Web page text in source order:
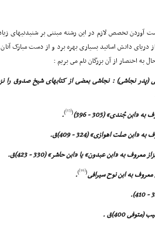
آوردن تخصص لازم در این رشته مبتنى بر شنیدنیهاى
دانش اساتید بسیارى بهره برد و از دست مبارک
اختصار از آن بزرگان نام مى بریم :
(پدر نجاشى) : نجاشى بعضى از کتابهاى شیخ صدوق را
(
[15]
)
.
(
[16]
)
.